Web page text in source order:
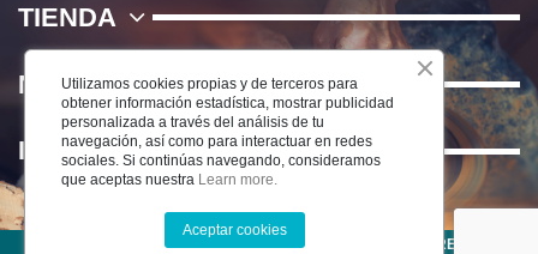
TIENDA
NOSOTROS
INFORMACIÓN
©2025 CERÁMICA DEL RÍO SALADO S.L . TODOS LOS DERECHOS
Utilizamos cookies propias y de terceros para
obtener información estadística, mostrar publicidad
personalizada a través del análisis de tu
navegación, así como para interactuar en redes
sociales. Si continúas navegando, consideramos
que aceptas nuestra Learn more.
Aceptar cookies